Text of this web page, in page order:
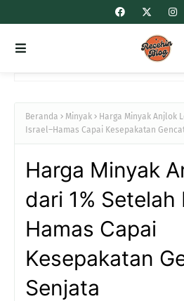
Beranda Minyak
Harga Minyak Anjlok
Israel–Hamas Capai Kesepakatan
Harga Minyak
dari 1% Setelah
Hamas Capai
Kesepakatan
Senjata